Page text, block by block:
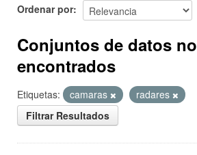
Ordenar por
Conjuntos de datos no
encontrados
Etiquetas: camaras
radares
Filtrar Resultados